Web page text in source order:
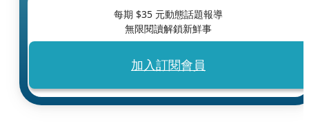
每期 $35 元動態話題報導
無限閱讀解鎖新鮮事
加入訂閱會員